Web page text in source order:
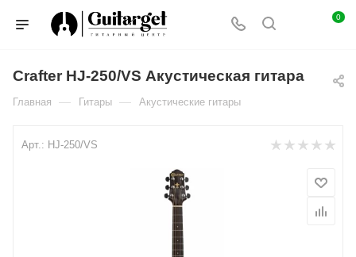
0
Crafter HJ-250/VS Акустическая гитара
Главная — Гитары — Акустические гитары
Арт.: HJ-250/VS